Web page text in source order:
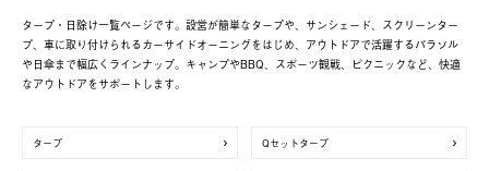
タープ・日除け一覧ページです。設営が簡単なタープや、サンシェード、スクリーンター
プ、車に取り付けられるカーサイドオーニングをはじめ、アウトドアで活躍するパラソル
や日傘まで幅広くラインナップ。キャンプやBBQ、スポーツ観戦、ピクニックなど、快適
なアウトドアをサポートします。
タープ Qセットタープ